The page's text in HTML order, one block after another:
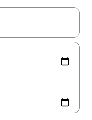
with the up and down